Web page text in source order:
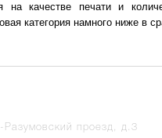
качестве печати и
категория намного ниже в
Разумовский проезд, д.3